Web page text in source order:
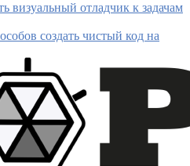
визуальный отладчик к задачам
создать чистый код на